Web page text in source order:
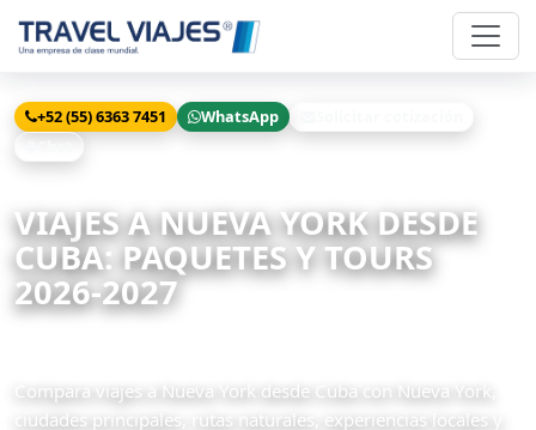
+52 (55) 6363 7451 WhatsApp
VIAJES A NUEVA YORK DESDE
CUBA: PAQUETES Y TOURS
2026-2027
Compara viajes a Nueva York desde Cuba con Nueva York,
ciudades principales, rutas naturales, experiencias locales y